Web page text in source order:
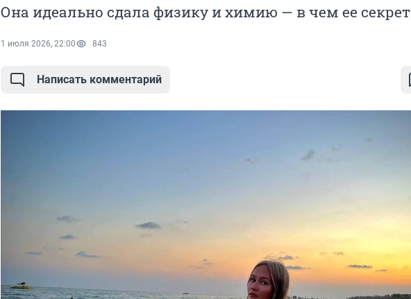
Она идеально сдала физику и химию — в чем ее секрет
1 июля 2026, 22:00 843
Написать комментарий